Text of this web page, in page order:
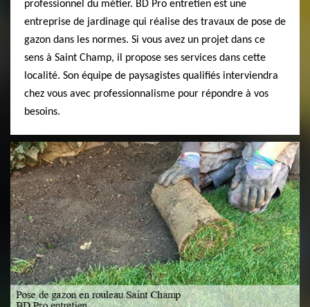
professionnel du métier. BD Pro entretien est une
entreprise de jardinage qui réalise des travaux de pose de
gazon dans les normes. Si vous avez un projet dans ce
sens à Saint Champ, il propose ses services dans cette
localité. Son équipe de paysagistes qualifiés interviendra
chez vous avec professionnalisme pour répondre à vos
besoins.